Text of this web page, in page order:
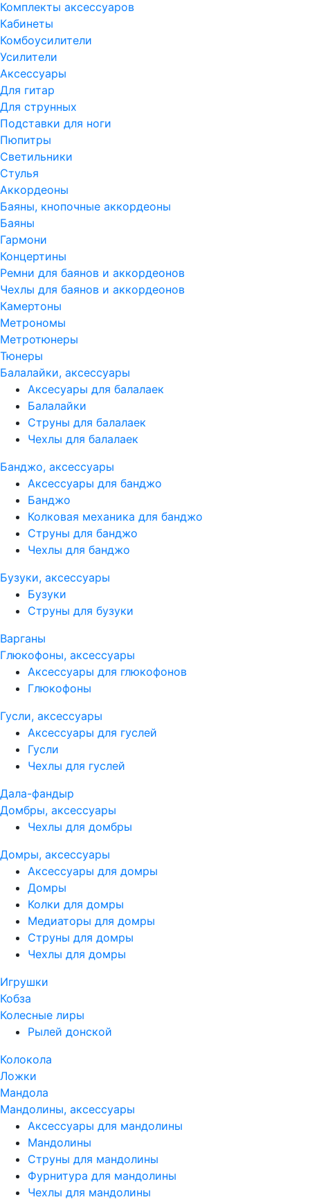
Комплекты аксессуаров
Кабинеты
Комбоусилители
Усилители
Аксессуары
Для гитар
Для струнных
Подставки для ноги
Пюпитры
Светильники
Стулья
Аккордеоны
Баяны, кнопочные аккордеоны
Баяны
Гармони
Концертины
Ремни для баянов и аккордеонов
Чехлы для баянов и аккордеонов
Камертоны
Метрономы
Метротюнеры
Тюнеры
Балалайки, аксессуары
Аксесуары для балалаек
Балалайки
Струны для балалаек
Чехлы для балалаек
Банджо, аксессуары
Аксессуары для банджо
Банджо
Колковая механика для банджо
Струны для банджо
Чехлы для банджо
Бузуки, аксессуары
Бузуки
Струны для бузуки
Варганы
Глюкофоны, аксессуары
Аксессуары для глюкофонов
Глюкофоны
Гусли, аксессуары
Аксессуары для гуслей
Гусли
Чехлы для гуслей
Дала-фандыр
Домбры, аксессуары
Чехлы для домбры
Домры, аксессуары
Аксессуары для домры
Домры
Колки для домры
Медиаторы для домры
Струны для домры
Чехлы для домры
Игрушки
Кобза
Колесные лиры
Рылей донской
Колокола
Ложки
Мандола
Мандолины, аксессуары
Аксессуары для мандолины
Мандолины
Струны для мандолины
Фурнитура для мандолины
Чехлы для мандолины